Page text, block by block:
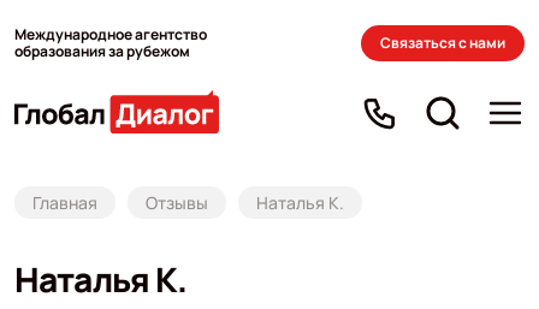
Международное агентство
образования за рубежом
Связаться с нами
Главная Отзывы Наталья К.
Наталья К.